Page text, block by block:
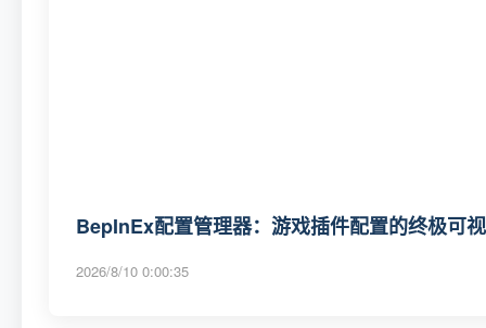
BepInEx配置管理器：游戏插件配置的终极可
2026/8/10 0:00:35